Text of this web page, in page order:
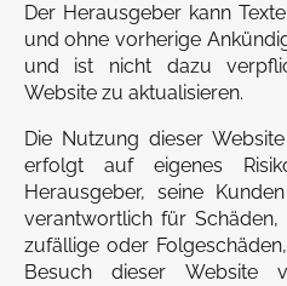
Der Herausgeber kann
und ohne vorherige
und ist nicht dazu
Website zu aktualisieren.
Die Nutzung dieser
erfolgt auf eigenes
Herausgeber, seine
verantwortlich für Schäden,
zufällige oder
Besuch dieser Website